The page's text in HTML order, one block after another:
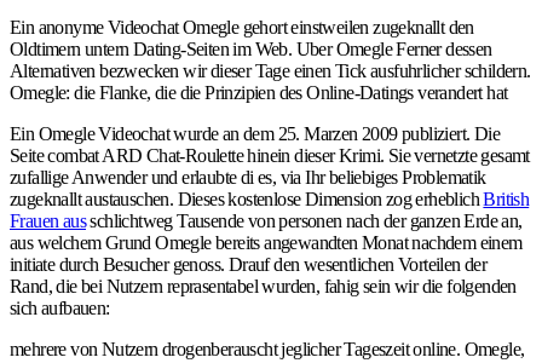
Ein anonyme Videochat Omegle gehort einstweilen zugeknallt den
Oldtimern untern Dating-Seiten im Web. Uber Omegle Ferner dessen
Alternativen bezwecken wir dieser Tage einen Tick ausfuhrlicher schildern.
Omegle: die Flanke, die die Prinzipien des Online-Datings verandert hat
Ein Omegle Videochat wurde an dem 25. Marzen 2009 publiziert. Die
Seite combat ARD Chat-Roulette hinein dieser Krimi. Sie vernetzte gesamt
zufallige Anwender und erlaubte di es, via Ihr beliebiges Problematik
zugeknallt austauschen. Dieses kostenlose Dimension zog erheblichBritish
Frauen ausschlichtweg Tausende von personen nach der ganzen Erde an,
aus welchem Grund Omegle bereits angewandten Monat nachdem einem
initiate durch Besucher genoss. Drauf den wesentlichen Vorteilen der
Rand, die bei Nutzern reprasentabel wurden, fahig sein wir die folgenden
sich aufbauen:
mehrere von Nutzern drogenberauscht jeglicher Tageszeit online. Omegle,